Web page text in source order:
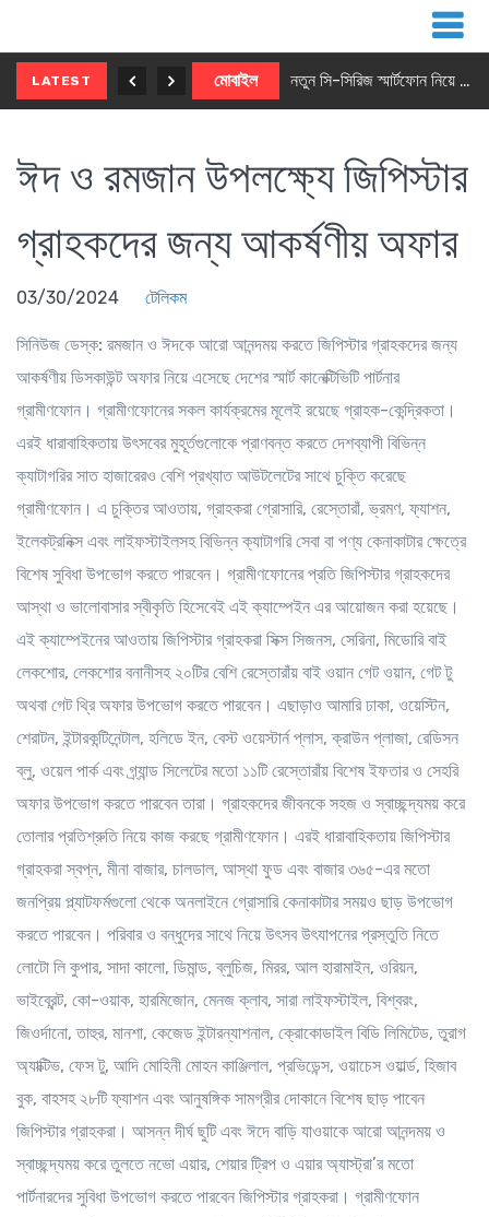
LATEST মোবাইল নতুন সি-সিরিজ স্মার্টফোন নিয়ে আসছে রিয়েলমি
ঈদ ও রমজান উপলক্ষ্যে জিপিস্টার
গ্রাহকদের জন্য আকর্ষণীয় অফার
03/30/2024 টেলিকম
সিনিউজ ডেস্ক: রমজান ও ঈদকে আরো আনন্দময় করতে জিপিস্টার গ্রাহকদের জন্য
আকর্ষণীয় ডিসকাউন্ট অফার নিয়ে এসেছে দেশের স্মার্ট কানেক্টিভিটি পার্টনার
গ্রামীণফোন। গ্রামীণফোনের সকল কার্যক্রমের মূলেই রয়েছে গ্রাহক-কেন্দ্রিকতা।
এরই ধারাবাহিকতায় উৎসবের মুহূর্তগুলোকে প্রাণবন্ত করতে দেশব্যাপী বিভিন্ন
ক্যাটাগরির সাত হাজারেরও বেশি প্রখ্যাত আউটলেটের সাথে চুক্তি করেছে
গ্রামীণফোন। এ চুক্তির আওতায়, গ্রাহকরা গ্রোসারি, রেস্তোরাঁ, ভ্রমণ, ফ্যাশন,
ইলেকট্রনিক্স এবং লাইফস্টাইলসহ বিভিন্ন ক্যাটাগরি সেবা বা পণ্য কেনাকাটার ক্ষেত্রে
বিশেষ সুবিধা উপভোগ করতে পারবেন। গ্রামীণফোনের প্রতি জিপিস্টার গ্রাহকদের
আস্থা ও ভালোবাসার স্বীকৃতি হিসেবেই এই ক্যাম্পেইন এর আয়োজন করা হয়েছে।
এই ক্যাম্পেইনের আওতায় জিপিস্টার গ্রাহকরা সিক্স সিজনস, সেরিনা, মিডোরি বাই
লেকশোর, লেকশোর বনানীসহ ২০টির বেশি রেস্তোরাঁয় বাই ওয়ান গেট ওয়ান, গেট টু
অথবা গেট থ্রি অফার উপভোগ করতে পারবেন। এছাড়াও আমারি ঢাকা, ওয়েস্টিন,
শেরাটন, ইন্টারকন্টিনেন্টাল, হলিডে ইন, বেস্ট ওয়েস্টার্ন প্লাস, ক্রাউন প্লাজা, রেডিসন
ব্লু, ওয়েল পার্ক এবং গ্র্যান্ড সিলেটের মতো ১১টি রেস্তোরাঁয় বিশেষ ইফতার ও সেহরি
অফার উপভোগ করতে পারবেন তারা। গ্রাহকদের জীবনকে সহজ ও স্বাচ্ছন্দ্যময় করে
তোলার প্রতিশ্রুতি নিয়ে কাজ করছে গ্রামীণফোন। এরই ধারাবাহিকতায় জিপিস্টার
গ্রাহকরা স্বপ্ন, মীনা বাজার, চালডাল, আস্থা ফুড এবং বাজার ৩৬৫-এর মতো
জনপ্রিয় প্ল্যাটফর্মগুলো থেকে অনলাইনে গ্রোসারি কেনাকাটার সময়ও ছাড় উপভোগ
করতে পারবেন। পরিবার ও বন্ধুদের সাথে নিয়ে উৎসব উৎযাপনের প্রস্তুতি নিতে
লোটো লি কুপার, সাদা কালো, ডিমান্ড, ব্লুচিজ, মিরর, আল হারামাইন, ওরিয়ন,
ভাইব্রেন্ট, কো-ওয়াক, হারমিজোন, মেনজ ক্লাব, সারা লাইফস্টাইল, বিশ্বরং,
জিওর্দানো, তাহুর, মানশা, কেজেড ইন্টারন্যাশনাল, ক্রোকোডাইল বিডি লিমিটেড, তুরাগ
অ্যাক্টিভ, ফেস টু, আদি মোহিনী মোহন কাঞ্জিলাল, প্রভিডেন্স, ওয়াচেস ওয়ার্ল্ড, হিজাব
বুক, বাহসহ ২৮টি ফ্যাশন এবং আনুষঙ্গিক সামগ্রীর দোকানে বিশেষ ছাড় পাবেন
জিপিস্টার গ্রাহকরা। আসন্ন দীর্ঘ ছুটি এবং ঈদে বাড়ি যাওয়াকে আরো আনন্দময় ও
স্বাচ্ছন্দ্যময় করে তুলতে নভো এয়ার, শেয়ার ট্রিপ ও এয়ার অ্যাস্ট্রা’র মতো
পার্টনারদের সুবিধা উপভোগ করতে পারবেন জিপিস্টার গ্রাহকরা। গ্রামীণফোন